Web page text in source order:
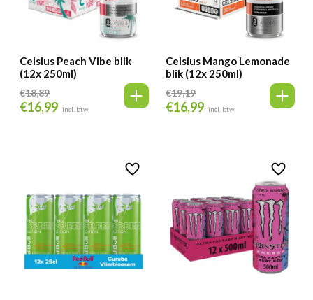
Celsius Peach Vibe blik
(12x 250ml)
€18,89
Oorspronkelijke
€16,99 Huidige
incl. btw
Celsius Mango Lemonade
blik (12x 250ml)
€19,19
Oorspronkelijke
€16,99 Huidige
incl. btw